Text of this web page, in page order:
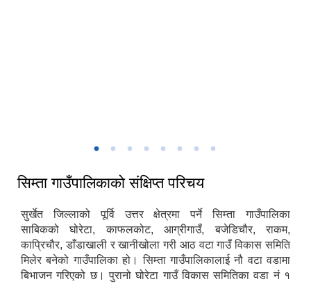
सिम्ता गाउँपालिकाको संक्षिप्त परिचय
सुर्खेत जिल्लाको पूर्वि उत्तर क्षेत्रमा पर्ने सिम्ता गाउँपालिका
साबिकको घोरेटा, काफलकोट, आग्रीगाउँ, बजेडिचौर, राकम,
काप्रिचौर, डाँडाखाली र खानीखोला गरी आठ वटा गाउँ विकास समिति
मिलेर बनेको गाउँपालिका हो। सिम्ता गाउँपालिकालाई नौ वटा वडामा
बिभाजन गरिएको छ। पुरानो घोरेटा गाउँ विकास समितिका वडा नं १